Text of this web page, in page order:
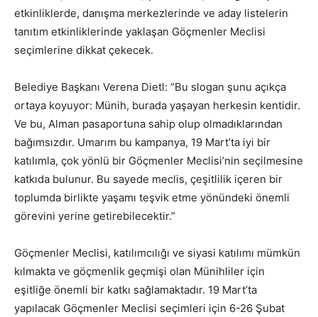
etkinliklerde, danışma merkezlerinde ve aday listelerin
tanıtım etkinliklerinde yaklaşan Göçmenler Meclisi
seçimlerine dikkat çekecek.
Belediye Başkanı Verena Dietl: “Bu slogan şunu açıkça
ortaya koyuyor: Münih, burada yaşayan herkesin kentidir.
Ve bu, Alman pasaportuna sahip olup olmadıklarından
bağımsızdır. Umarım bu kampanya, 19 Mart’ta iyi bir
katılımla, çok yönlü bir Göçmenler Meclisi’nin seçilmesine
katkıda bulunur. Bu sayede meclis, çeşitlilik içeren bir
toplumda birlikte yaşamı teşvik etme yönündeki önemli
görevini yerine getirebilecektir.”
Göçmenler Meclisi, katılımcılığı ve siyasi katılımı mümkün
kılmakta ve göçmenlik geçmişi olan Münihliler için
eşitliğe önemli bir katkı sağlamaktadır. 19 Mart’ta
yapılacak Göçmenler Meclisi seçimleri için 6-26 Şubat